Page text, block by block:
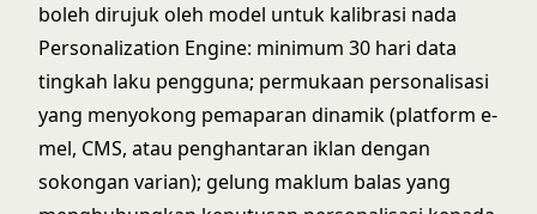
boleh dirujuk oleh model untuk kalibrasi nada
Personalization Engine: minimum 30 hari data
tingkah laku pengguna; permukaan personalisasi
yang menyokong pemaparan dinamik (platform e-
mel, CMS, atau penghantaran iklan dengan
sokongan varian); gelung maklum balas yang